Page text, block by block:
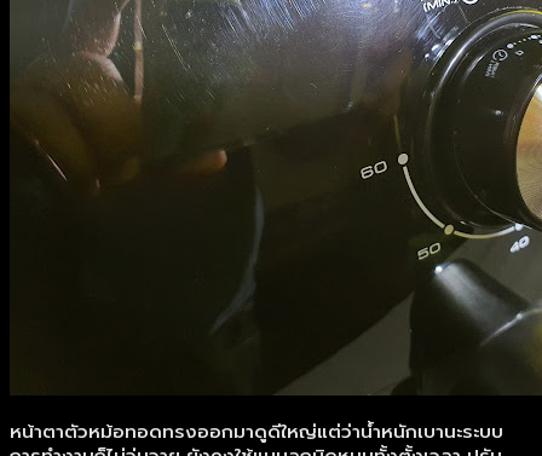
หน้าตาตัวหม้อทอดทรงออกมาดูดีใหญ่แต่ว่าน้ำหนักเบานะระบบ